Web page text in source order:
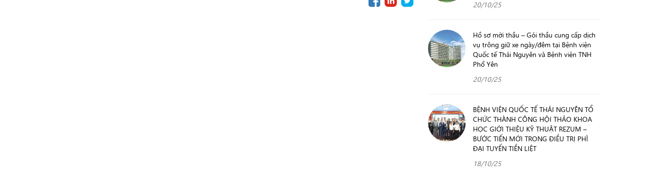
20/10/25
Hồ sơ mời thầu – Gói thầu cung cấp dịch
vụ trông giữ xe ngày/đêm tại Bệnh viện
Quốc tế Thái Nguyên và Bệnh viện TNH
Phổ Yên
20/10/25
BỆNH VIỆN QUỐC TẾ THÁI NGUYÊN TỔ
CHỨC THÀNH CÔNG HỘI THẢO KHOA
HỌC GIỚI THIỆU KỸ THUẬT REZUM –
BƯỚC TIẾN MỚI TRONG ĐIỀU TRỊ PHÌ
ĐẠI TUYẾN TIỀN LIỆT
18/10/25